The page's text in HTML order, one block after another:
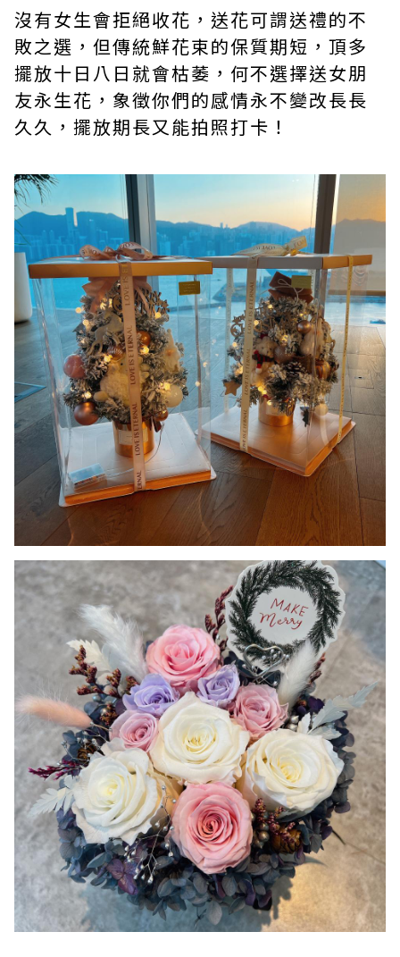
沒有女生會拒絕收花，送花可謂送禮的不
敗之選，但傳統鮮花束的保質期短，頂多
擺放十日八日就會枯萎，何不選擇送女朋
友永生花，象徵你們的感情永不變改長長
久久，擺放期長又能拍照打卡！